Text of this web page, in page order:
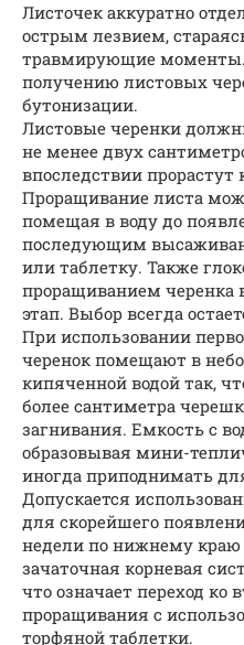
Листочек аккуратно
острым лезвием,
травмирующие
получению листовых
бутонизации.
Листовые черенки
не менее двух
впоследствии прорастут
Проращивание листа
помещая в воду до
последующим
или таблетку. Также
проращиванием черенка
этап. Выбор всегда
При использовании
черенок помещают в
кипяченной водой так,
более сантиметра
загнивания. Емкость с
образовывая мини-
иногда приподнимать
Допускается
для скорейшего
недели по нижнему краю
зачаточная корневая
что означает переход ко
проращивания с
торфяной таблетки.